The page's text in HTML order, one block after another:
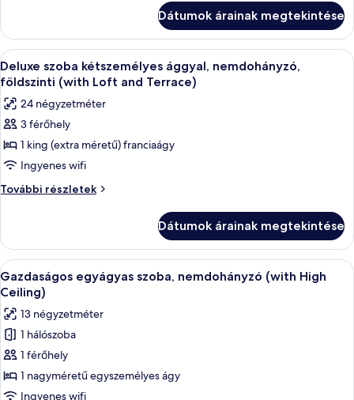
nemdohányzó,
földszinti
(with
Loft)
ággyal,
nemdohányzó,
földszinti
(with
további
részletei
Dátumok árainak megtekintése
A
következő
szoba
összes
képének
megtekintése:
Deluxe
szoba
nemdohányzó,
földszinti
(with
Loft
and
Terrace)
Egy modern szállodai szoba,
6
Deluxe szoba kétszemélyes ággyal, nemdohányzó,
földszinti (with Loft and Terrace)
24 négyzetméter
3 férőhely
1 king (extra méretű) franciaágy
Ingyenes wifi
További részletek
Deluxe
nemdohányzó,
földszinti
(with
Loft
Terrace)
további
részletei
Dátumok árainak megtekintése
A
következő
szoba
összes
képének
megtekintése:
Gazdaságos
egyágyas
Egy gondosan megterített ágy fehér
3
Gazdaságos egyágyas szoba, nemdohányzó (with High
Ceiling)
13 négyzetméter
1 hálószoba
1 férőhely
1 nagyméretű egyszemélyes ágy
Ingyenes wifi